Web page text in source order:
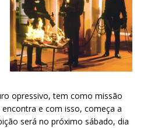
opressivo, tem como missão
e com isso, começa a
será no próximo sábado, dia